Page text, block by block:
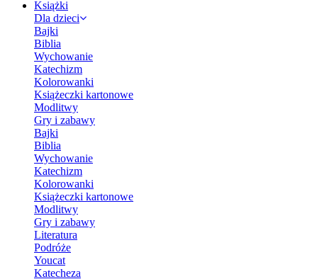
Książki
Dla dzieci
Bajki
Biblia
Wychowanie
Katechizm
Kolorowanki
Książeczki kartonowe
Modlitwy
Gry i zabawy
Bajki
Biblia
Wychowanie
Katechizm
Kolorowanki
Książeczki kartonowe
Modlitwy
Gry i zabawy
Literatura
Podróże
Youcat
Katecheza